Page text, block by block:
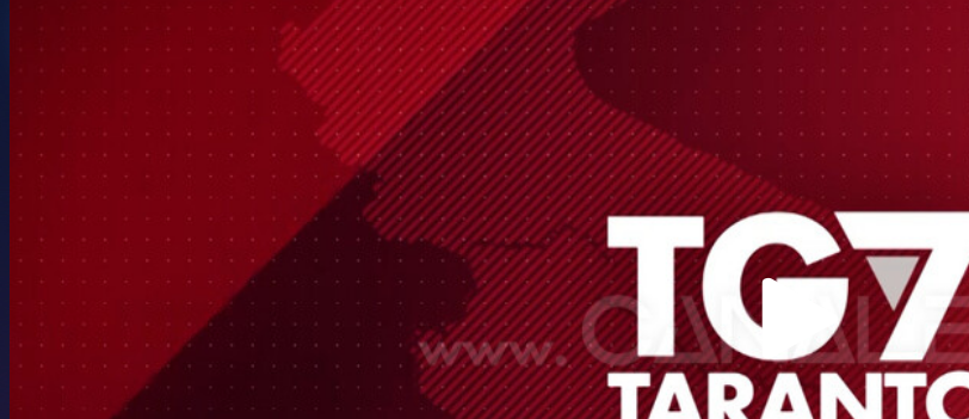
Play